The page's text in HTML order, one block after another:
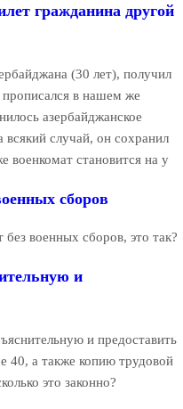
гражданина другой
(30 лет), получил
в нашем же
азербайджанское
всякий случай, он сохранил
военкомат становится на у
сборов
военных сборов, это так?
и
и предоставить
40, а также копию трудовой
это законно?